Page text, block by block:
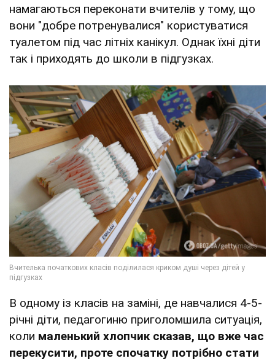
намагаються переконати вчителів у тому, що
вони "добре потренувалися" користуватися
туалетом під час літніх канікул. Однак їхні діти
так і приходять до школи в підгузках.
В одному із класів на заміні, де навчалися 4-5-
річні діти, педагогиню приголомшила ситуація,
коли маленький хлопчик сказав, що вже час
перекусити, проте спочатку потрібно стати